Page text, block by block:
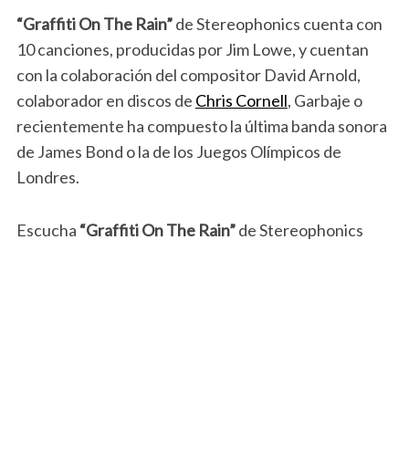
“Graffiti On The Rain”de Stereophonics cuenta con
10 canciones, producidas por Jim Lowe, y cuentan
con la colaboración del compositor David Arnold,
colaborador en discos de Chris Cornell, Garbaje o
recientemente ha compuesto la última banda sonora
de James Bond o la de los Juegos Olímpicos de
Londres.
Escucha “Graffiti On The Rain”de Stereophonics